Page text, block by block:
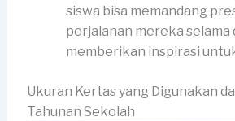
siswa bisa memandang
perjalanan mereka selama
memberikan inspirasi
Ukuran Kertas yang Digunakan
Tahunan Sekolah